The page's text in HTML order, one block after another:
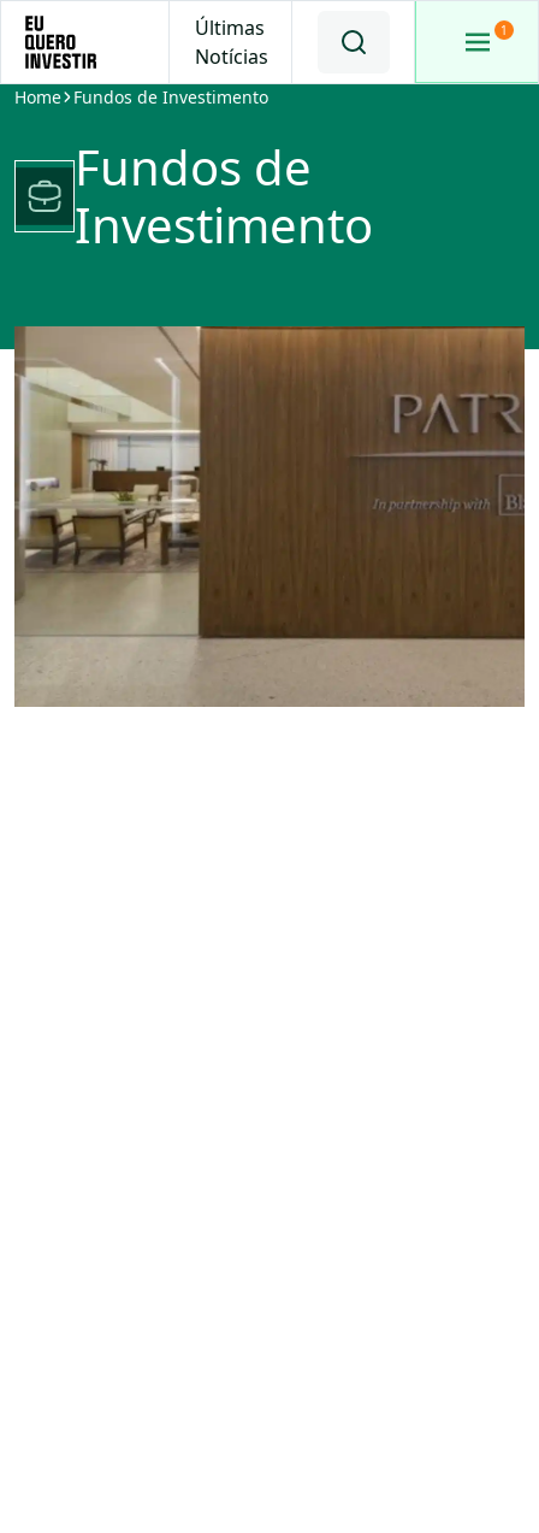
Últimas
Notícias
Home Fundos de Investimento
Fundos de
Investimento